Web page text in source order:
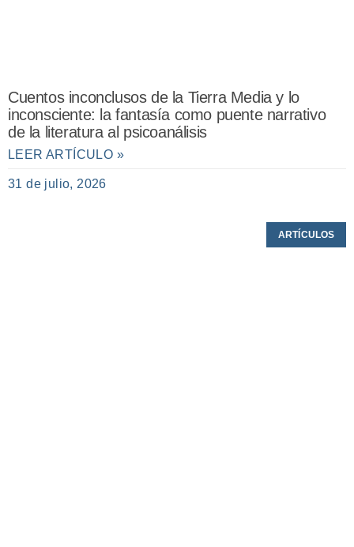
Cuentos inconclusos de la Tierra Media y lo
inconsciente: la fantasía como puente narrativo
de la literatura al psicoanálisis
LEER ARTÍCULO »
31 de julio, 2026
ARTÍCULOS